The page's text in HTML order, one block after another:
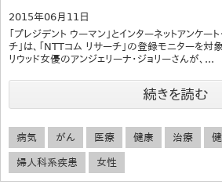
2015年06月11日
「プレジデント ウーマン」とインターネットアンケー
チ」は、「NTTコム リサーチ」の登録モニターを対
リウッド女優のアンジェリーナ・ジョリーさんが、...
続きを読む
病気 がん 医療 健康 治療
婦人科系疾患 女性